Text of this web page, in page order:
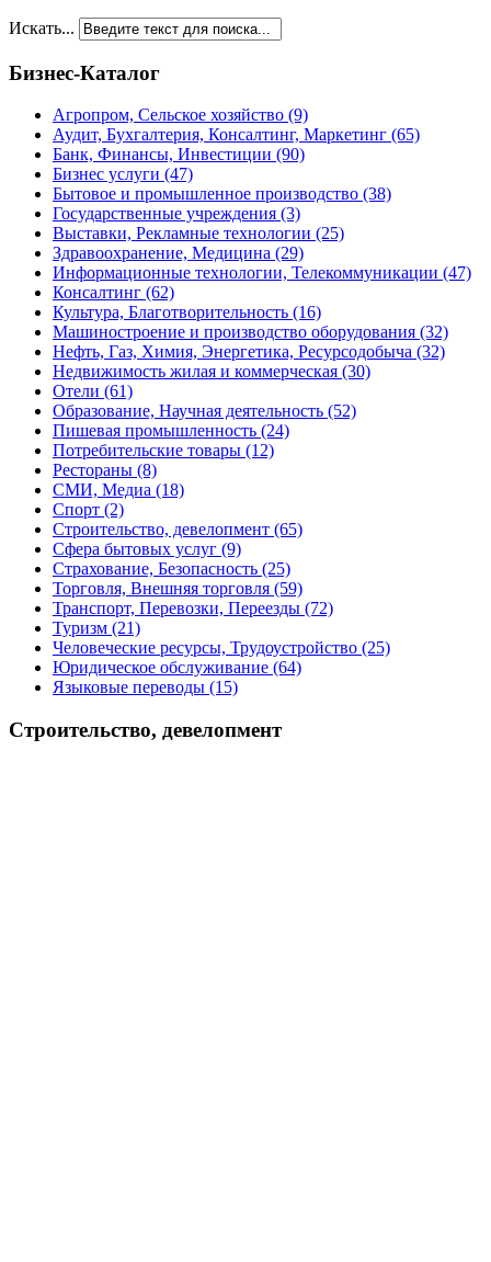
Искать...
Бизнес-Каталог
Агропром, Сельское хозяйство (9)
Аудит, Бухгалтерия, Консалтинг, Маркетинг (65)
Банк, Финансы, Инвестиции (90)
Бизнес услуги (47)
Бытовое и промышленное производство (38)
Государственные учреждения (3)
Выставки, Рекламные технологии (25)
Здравоохранение, Медицина (29)
Информационные технологии, Телекоммуникации (47)
Консалтинг (62)
Культура, Благотворительность (16)
Машиностроение и производство оборудования (32)
Нефть, Газ, Химия, Энергетика, Ресурсодобыча (32)
Недвижимость жилая и коммерческая (30)
Отели (61)
Образование, Научная деятельность (52)
Пишевая промышленность (24)
Потребительские товары (12)
Рестораны (8)
СМИ, Медиа (18)
Спорт (2)
Строительство, девелопмент (65)
Сфера бытовых услуг (9)
Страхование, Безопасность (25)
Торговля, Внешняя торговля (59)
Транспорт, Перевозки, Переезды (72)
Туризм (21)
Человеческие ресурсы, Трудоустройство (25)
Юридическое обслуживание (64)
Языковые переводы (15)
Строительство, девелопмент